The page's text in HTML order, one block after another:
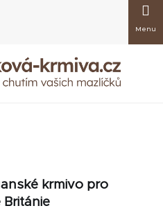
košík
krmivo pro